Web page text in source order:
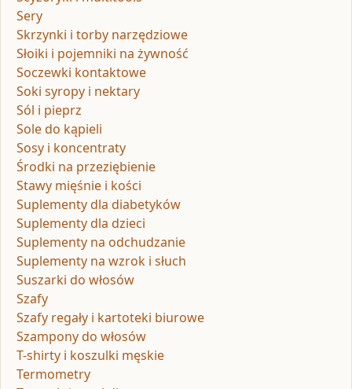
Sery
Skrzynki i torby narzędziowe
Słoiki i pojemniki na żywność
Soczewki kontaktowe
Soki syropy i nektary
Sól i pieprz
Sole do kąpieli
Sosy i koncentraty
Środki na przeziębienie
Stawy mięśnie i kości
Suplementy dla diabetyków
Suplementy dla dzieci
Suplementy na odchudzanie
Suplementy na wzrok i słuch
Suszarki do włosów
Szafy
Szafy regały i kartoteki biurowe
Szampony do włosów
T-shirty i koszulki męskie
Termometry